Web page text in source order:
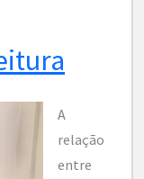
A
relação
entre